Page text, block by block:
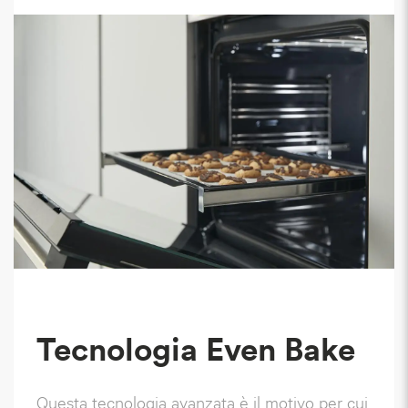
Tecnologia Even Bake
Questa tecnologia avanzata è il motivo per cui